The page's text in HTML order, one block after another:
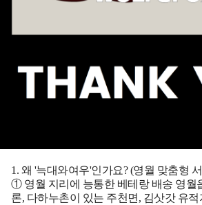
1. 왜 '늑대와여우'인가요? (영월 맞춤형
① 영월 지리에 능통한 베테랑 배송 영월
론, 다하누촌이 있는 주천면, 김삿갓 유